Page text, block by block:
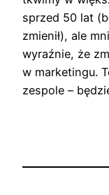
sprzed 50 lat
zmienił), ale
wyraźnie, że
w marketingu.
zespole –